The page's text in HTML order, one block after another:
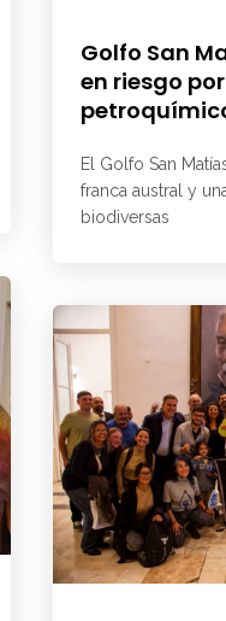
Golfo San
en riesgo
El Golfo San
franca austral y
biodiversas